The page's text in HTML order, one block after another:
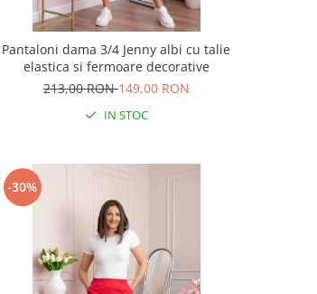
Pantaloni dama 3/4 Jenny albi cu talie
elastica si fermoare decorative
213,00 RON149,00 RON
IN STOC
-30%